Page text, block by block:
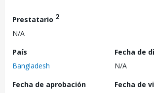
Prestatario 2
N/A
País
Bangladesh
Fecha de
N/A
Fecha de aprobación
Fecha de